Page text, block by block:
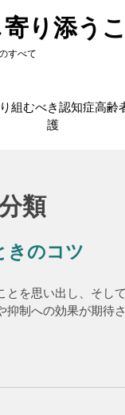
り添う
すべて
組むべき認知症高齢
護
類
きのコツ
とを思い出し、そし
抑制への効果が期待